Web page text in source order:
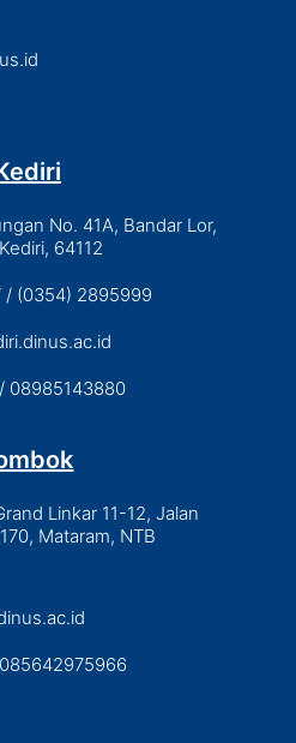
No. 41A, Bandar Lor,
64112
/ (0354) 2895999
08985143880
Linkar 11-12, Jalan
Mataram, NTB